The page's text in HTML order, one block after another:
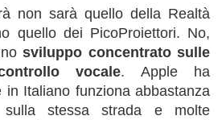
non sarà quello della Realtà
quello dei PicoProiettori. No,
sviluppo concentrato sulle
vocale. Apple ha
in Italiano funziona abbastanza
stessa strada e molte